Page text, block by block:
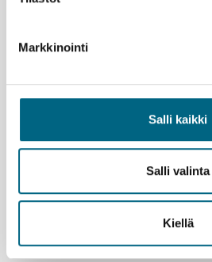
Markkinointi
Salli kaikki
Salli valinta
Kiellä
Arvomaailma